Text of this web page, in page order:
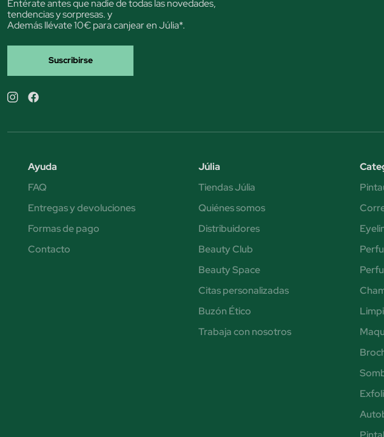
Entérate antes que nadie de todas las novedades,
tendencias y sorpresas. y
Además llévate 10€ para canjear en Júlia*.
Suscribirse
Ayuda
FAQ
Entregas y devoluciones
Formas de pago
Contacto
Júlia
Tiendas Júlia
Quiénes somos
Distribuidores
Beauty Club
Beauty Space
Citas personalizadas
Buzón Ético
Trabaja con nosotros